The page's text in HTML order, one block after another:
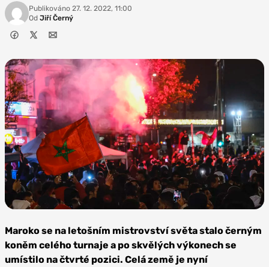
Publikováno 27. 12. 2022, 11:00
Od Jiří Černý
Depositphotos
Maroko se na letošním mistrovství světa stalo černým
koněm celého turnaje a po skvělých výkonech se
umístilo na čtvrté pozici. Celá země je nyní